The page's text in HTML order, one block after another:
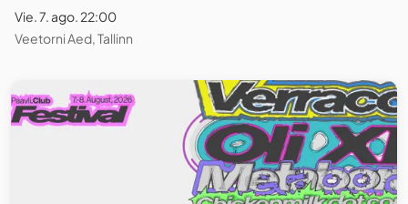
Vie. 7. ago. 22:00
Veetorni Aed, Tallinn